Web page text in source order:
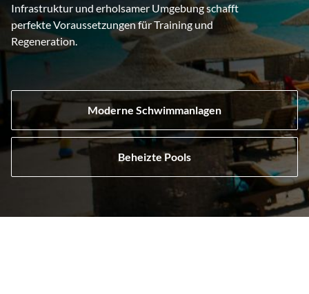
Infrastruktur und erholsamer Umgebung schafft
perfekte Voraussetzungen für Training und
Regeneration.
Moderne Schwimmanlagen
Beheizte Pools